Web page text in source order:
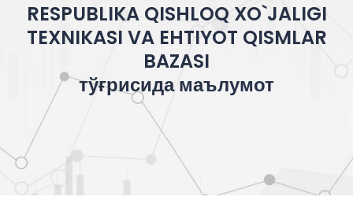
RESPUBLIKA QISHLOQ XO`JALIGI
TEXNIKASI VA EHTIYOT QISMLAR
BAZASI
тўғрисида маълумот